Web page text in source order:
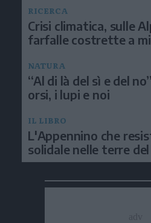
RICERCA
Crisi climatica, sulle
farfalle costrette a
NATURA
“Al di là del sì e del
orsi, i lupi e noi
IL LIBRO
L'Appennino che
solidale nelle terre del